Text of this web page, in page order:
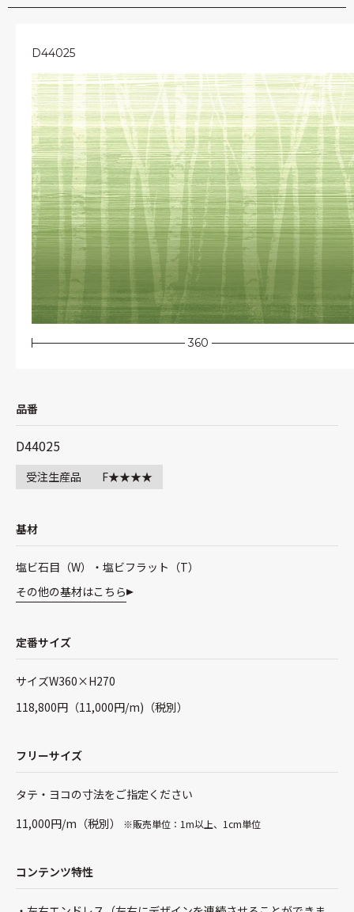
D44025
360
品番
D44025
受注生産品 F★★★★
基材
塩ビ石目（W）・塩ビフラット（T）
その他の基材はこちら
定番サイズ
サイズW360×H270
118,800円（11,000円/m)（税別）
フリーサイズ
タテ・ヨコの寸法をご指定ください
11,000円/m（税別）
※販売単位：1m以上、1cm単位
コンテンツ特性